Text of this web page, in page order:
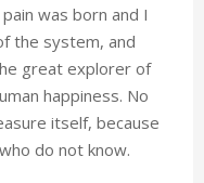
was born and I
the system, and
great explorer of
happiness. No
itself, because
do not know.